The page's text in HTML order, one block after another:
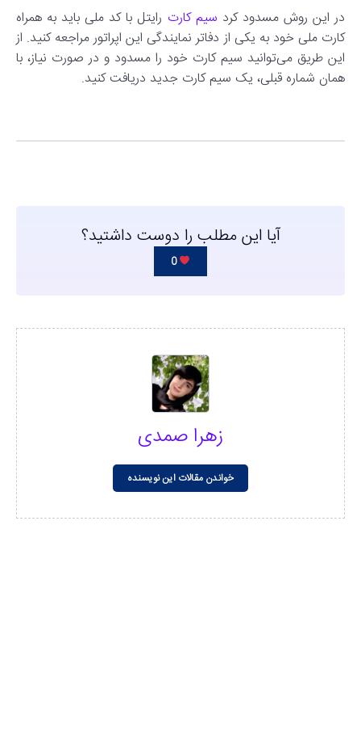
در این روش مسدود کرد سیم کارت رایتل با کد ملی باید به همراه
کارت ملی خود به یکی از دفاتر نمایندگی این اپراتور مراجعه کنید. از
این طریق می‌توانید سیم کارت خود را مسدود و در صورت نیاز، با
همان شماره قبلی، یک سیم کارت جدید دریافت کنید.
آیا این مطلب را دوست داشتید؟
0
زهرا صمدی
خواندن مقالات این نویسنده